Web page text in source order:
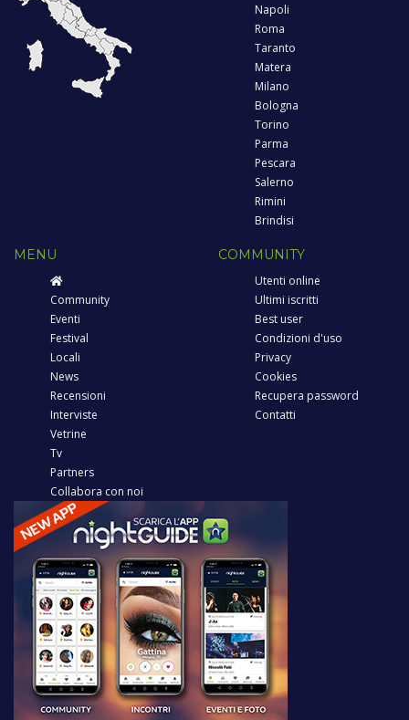
Napoli
Roma
Taranto
Matera
Milano
Bologna
Torino
Parma
Pescara
Salerno
Rimini
Brindisi
MENU
Community
Eventi
Festival
Locali
News
Recensioni
Interviste
Vetrine
Tv
Partners
Collabora con noi
COMMUNITY
Utenti online
Ultimi iscritti
Best user
Condizioni d'uso
Privacy
Cookies
Recupera password
Contatti